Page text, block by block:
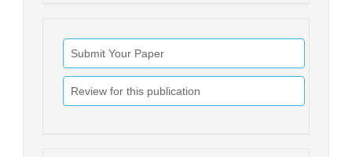
Submit Your Paper
Review for this publication